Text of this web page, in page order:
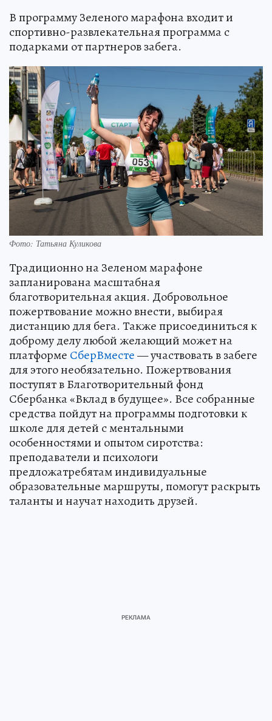
В программу Зеленого марафона входит и
спортивно-развлекательная программа с
подарками от партнеров забега.
Фото: Татьяна Куликова
Традиционно на Зеленом марафоне
запланирована масштабная
благотворительная акция. Добровольное
пожертвование можно внести, выбирая
дистанцию для бега. Также присоединиться к
доброму делу любой желающий может на
платформе СберВместе— участвовать в забеге
для этого необязательно. Пожертвования
поступят в Благотворительный фонд
Сбербанка «Вклад в будущее». Все собранные
средства пойдут на программы подготовки к
школе для детей с ментальными
особенностями и опытом сиротства:
преподаватели и психологи
предложатребятам индивидуальные
образовательные маршруты, помогут раскрыть
таланты и научат находить друзей.